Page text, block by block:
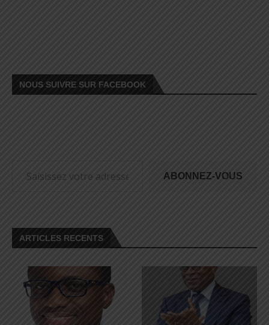
NOUS SUIVRE SUR FACEBOOK
ABONNEZ-VOUS
ARTICLES RECENTS